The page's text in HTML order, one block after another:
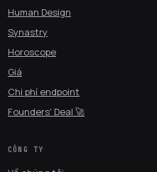
Human Design
Synastry
Horoscope
Giá
Chi phí endpoint
Founders' Deal 🚀
CÔNG TY